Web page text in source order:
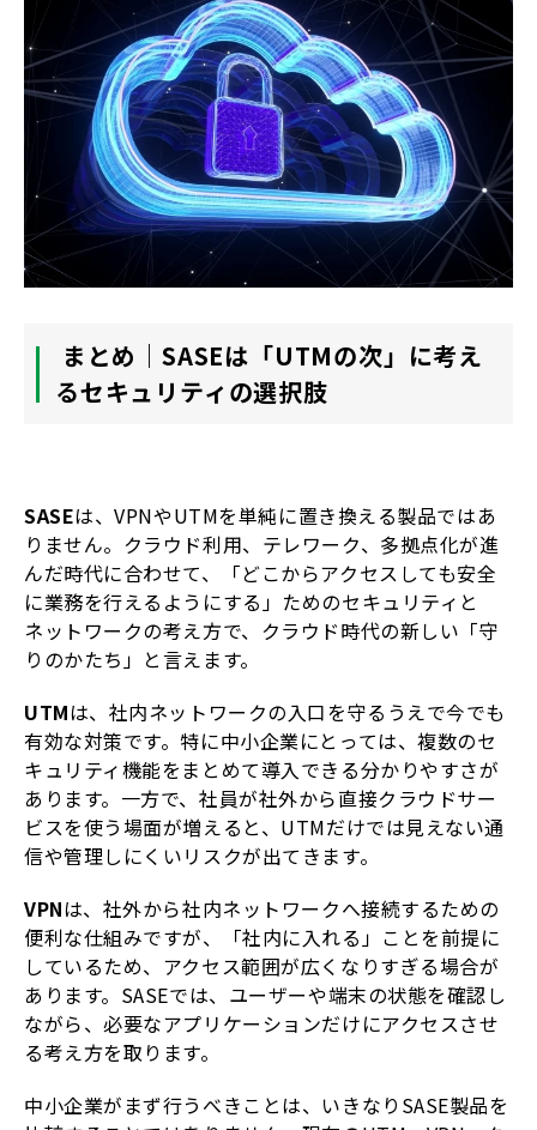
まとめ｜SASEは「UTMの次」に考え
るセキュリティの選択肢
SASEは、VPNやUTMを単純に置き換える製品ではあ
りません。クラウド利用、テレワーク、多拠点化が進
んだ時代に合わせて、「どこからアクセスしても安全
に業務を行えるようにする」ためのセキュリティと
ネットワークの考え方で、クラウド時代の新しい「守
りのかたち」と言えます。
UTMは、社内ネットワークの入口を守るうえで今でも
有効な対策です。特に中小企業にとっては、複数のセ
キュリティ機能をまとめて導入できる分かりやすさが
あります。一方で、社員が社外から直接クラウドサー
ビスを使う場面が増えると、UTMだけでは見えない通
信や管理しにくいリスクが出てきます。
VPNは、社外から社内ネットワークへ接続するための
便利な仕組みですが、「社内に入れる」ことを前提に
しているため、アクセス範囲が広くなりすぎる場合が
あります。SASEでは、ユーザーや端末の状態を確認し
ながら、必要なアプリケーションだけにアクセスさせ
る考え方を取ります。
中小企業がまず行うべきことは、いきなりSASE製品を